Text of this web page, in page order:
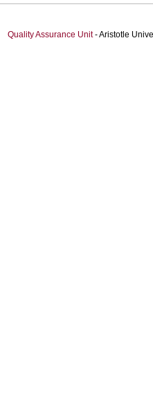
Quality Assurance Unit- Aristotle